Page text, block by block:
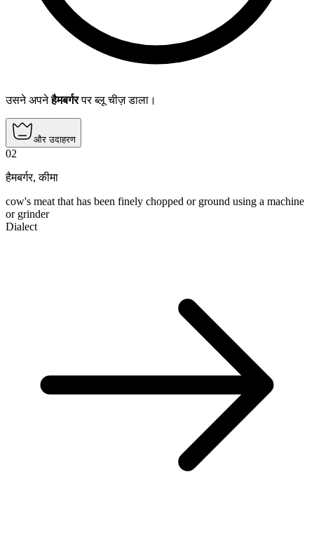
उसने अपनेहैमबर्गरपर ब्लू चीज़ डाला।
और उदाहरण
02
हैमबर्गर,कीमा
cow's meat that has been finely chopped or ground using a machine
or grinder
Dialect